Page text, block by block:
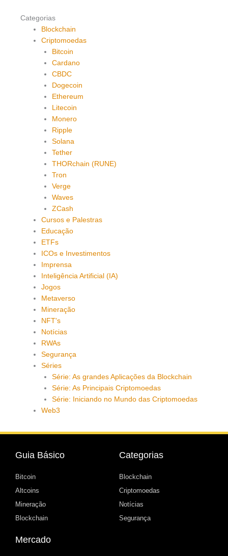
Categorias
Blockchain
Criptomoedas
Bitcoin
Cardano
CBDC
Dogecoin
Ethereum
Litecoin
Monero
Ripple
Solana
Tether
THORchain (RUNE)
Tron
Verge
Waves
ZCash
Cursos e Palestras
Educação
ETFs
ICOs e Investimentos
Imprensa
Inteligência Artificial (IA)
Jogos
Metaverso
Mineração
NFT's
Notícias
RWAs
Segurança
Séries
Série: As grandes Aplicações da Blockchain
Série: As Principais Criptomoedas
Série: Iniciando no Mundo das Criptomoedas
Web3
Guia Básico
Bitcoin
Altcoins
Mineração
Blockchain
Categorias
Blockchain
Criptomoedas
Notícias
Segurança
Mercado